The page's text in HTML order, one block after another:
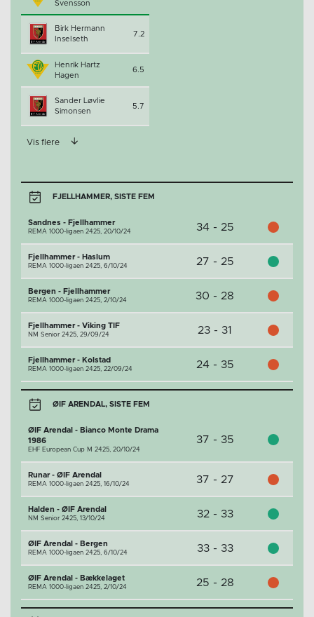
Svensson
Birk Hermann
Inselseth
7.2
Henrik Hartz
Hagen
6.5
Sander Løvlie
Simonsen
5.7
Vis flere
FJELLHAMMER, SISTE FEM
Sandnes - Fjellhammer
REMA 1000-ligaen 2425, 20/10/24 34 - 25
Fjellhammer - Haslum
REMA 1000-ligaen 2425, 6/10/24 27 - 25
Bergen - Fjellhammer
REMA 1000-ligaen 2425, 2/10/24 30 - 28
Fjellhammer - Viking TIF
NM Senior 2425, 29/09/24 23 - 31
Fjellhammer - Kolstad
REMA 1000-ligaen 2425, 22/09/24 24 - 35
ØIF ARENDAL, SISTE FEM
ØIF Arendal - Bianco Monte Drama
1986
EHF European Cup M 2425, 20/10/24
37 - 35
Runar - ØIF Arendal
REMA 1000-ligaen 2425, 16/10/24 37 - 27
Halden - ØIF Arendal
NM Senior 2425, 13/10/24 32 - 33
ØIF Arendal - Bergen
REMA 1000-ligaen 2425, 6/10/24 33 - 33
ØIF Arendal - Bækkelaget
REMA 1000-ligaen 2425, 2/10/24 25 - 28